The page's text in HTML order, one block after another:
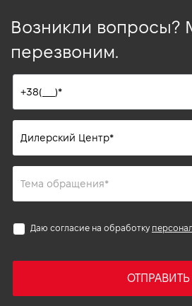
Возникли вопросы?
перезвоним.
Даю согласие на обработку
ОТПРАВИТЬ